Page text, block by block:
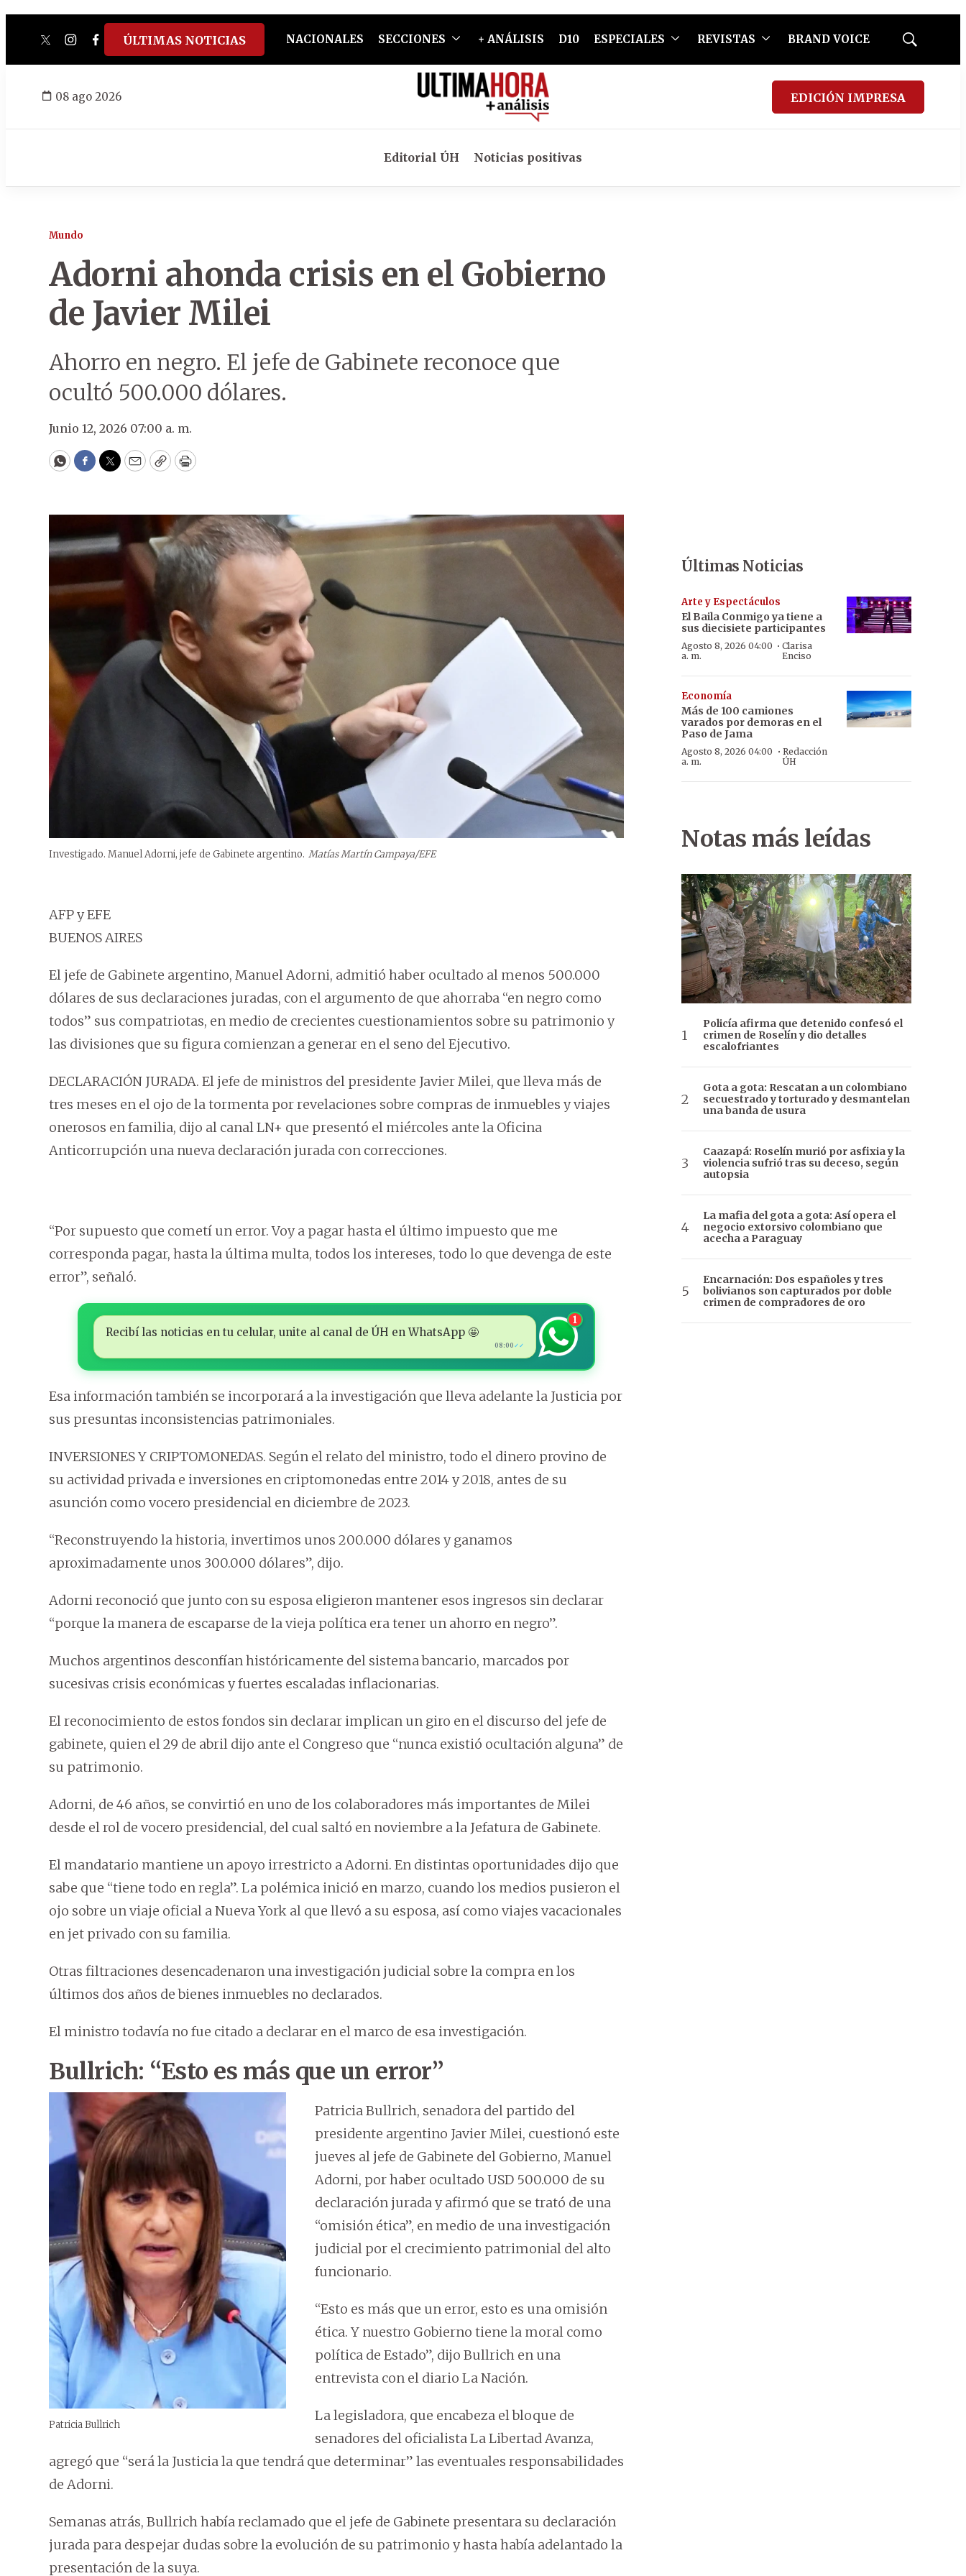
twitterinstagram
facebook
tiktokyoutube
spotify
ÚLTIMAS NOTICIAS NACIONALES SECCIONES + ANÁLISIS D10 ESPECIALES REVISTAS BRAND VOICE
Mostrar
08 ago 2026 EDICIÓN IMPRESA
Editorial ÚH Noticias positivas
Mundo
Adorni ahonda crisis en el Gobierno
de Javier Milei
Ahorro en negro. El jefe de Gabinete reconoce que
ocultó 500.000 dólares.
Junio 12, 2026 07:00 a. m.
WhatsApp
Facebook
Twitter
EmailCopyPrint
Investigado. Manuel Adorni, jefe de Gabinete argentino. Matías Martín Campaya/EFE
AFP y EFE
BUENOS AIRES
El jefe de Gabinete argentino, Manuel Adorni, admitió haber ocultado al menos 500.000
dólares de sus declaraciones juradas, con el argumento de que ahorraba “en negro como
todos” sus compatriotas, en medio de crecientes cuestionamientos sobre su patrimonio y
las divisiones que su figura comienzan a generar en el seno del Ejecutivo.
DECLARACIÓN JURADA. El jefe de ministros del presidente Javier Milei, que lleva más de
tres meses en el ojo de la tormenta por revelaciones sobre compras de inmuebles y viajes
onerosos en familia, dijo al canal LN+ que presentó el miércoles ante la Oficina
Anticorrupción una nueva declaración jurada con correcciones.
“Por supuesto que cometí un error. Voy a pagar hasta el último impuesto que me
corresponda pagar, hasta la última multa, todos los intereses, todo lo que devenga de este
error”, señaló.
Recibí las noticias en tu celular, unite al canal de ÚH en WhatsApp 🤩
08:00 ✓✓
1
Esa información también se incorporará a la investigación que lleva adelante la Justicia por
sus presuntas inconsistencias patrimoniales.
INVERSIONES Y CRIPTOMONEDAS. Según el relato del ministro, todo el dinero provino de
su actividad privada e inversiones en criptomonedas entre 2014 y 2018, antes de su
asunción como vocero presidencial en diciembre de 2023.
“Reconstruyendo la historia, invertimos unos 200.000 dólares y ganamos
aproximadamente unos 300.000 dólares”, dijo.
Adorni reconoció que junto con su esposa eligieron mantener esos ingresos sin declarar
“porque la manera de escaparse de la vieja política era tener un ahorro en negro”.
Muchos argentinos desconfían históricamente del sistema bancario, marcados por
sucesivas crisis económicas y fuertes escaladas inflacionarias.
El reconocimiento de estos fondos sin declarar implican un giro en el discurso del jefe de
gabinete, quien el 29 de abril dijo ante el Congreso que “nunca existió ocultación alguna” de
su patrimonio.
Adorni, de 46 años, se convirtió en uno de los colaboradores más importantes de Milei
desde el rol de vocero presidencial, del cual saltó en noviembre a la Jefatura de Gabinete.
El mandatario mantiene un apoyo irrestricto a Adorni. En distintas oportunidades dijo que
sabe que “tiene todo en regla”. La polémica inició en marzo, cuando los medios pusieron el
ojo sobre un viaje oficial a Nueva York al que llevó a su esposa, así como viajes vacacionales
en jet privado con su familia.
Otras filtraciones desencadenaron una investigación judicial sobre la compra en los
últimos dos años de bienes inmuebles no declarados.
El ministro todavía no fue citado a declarar en el marco de esa investigación.
Bullrich: “Esto es más que un error”
Patricia Bullrich
Patricia Bullrich, senadora del partido del
presidente argentino Javier Milei, cuestionó este
jueves al jefe de Gabinete del Gobierno, Manuel
Adorni, por haber ocultado USD 500.000 de su
declaración jurada y afirmó que se trató de una
“omisión ética”, en medio de una investigación
judicial por el crecimiento patrimonial del alto
funcionario.
“Esto es más que un error, esto es una omisión
ética. Y nuestro Gobierno tiene la moral como
política de Estado”, dijo Bullrich en una
entrevista con el diario La Nación.
La legisladora, que encabeza el bloque de
senadores del oficialista La Libertad Avanza,
agregó que “será la Justicia la que tendrá que determinar” las eventuales responsabilidades
de Adorni.
Semanas atrás, Bullrich había reclamado que el jefe de Gabinete presentara su declaración
jurada para despejar dudas sobre la evolución de su patrimonio y hasta había adelantado la
presentación de la suya.
Últimas Noticias
Arte y Espectáculos
El Baila Conmigo ya tiene a
sus diecisiete participantes
Agosto 8, 2026 04:00
a. m.
· Clarisa
Enciso
Economía
Más de 100 camiones
varados por demoras en el
Paso de Jama
Agosto 8, 2026 04:00
a. m.
· Redacción
ÚH
Notas más leídas
Policía afirma que detenido confesó el
crimen de Roselín y dio detalles
escalofriantes
Gota a gota: Rescatan a un colombiano
secuestrado y torturado y desmantelan
una banda de usura
Caazapá: Roselín murió por asfixia y la
violencia sufrió tras su deceso, según
autopsia
La mafia del gota a gota: Así opera el
negocio extorsivo colombiano que
acecha a Paraguay
Encarnación: Dos españoles y tres
bolivianos son capturados por doble
crimen de compradores de oro